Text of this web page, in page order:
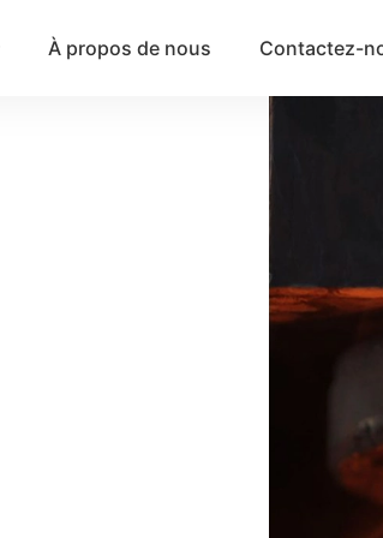
À propos de nous Contactez-